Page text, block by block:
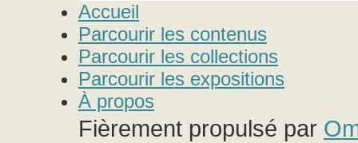
Accueil
Parcourir les contenus
Parcourir les collections
Parcourir les expositions
À propos
Fièrement propulsé par